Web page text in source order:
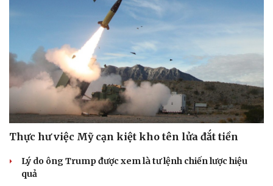
Thực hư việc Mỹ cạn kiệt kho tên lửa đắt tiền
Lý do ông Trump được xem là tư lệnh chiến lược hiệu
quả